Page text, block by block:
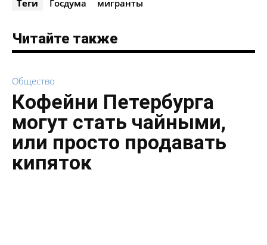
Теги Госдума мигранты
Читайте также
Общество
Кофейни Петербурга
могут стать чайными,
или просто продавать
кипяток